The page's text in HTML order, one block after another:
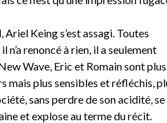
Keing s’est assagi. Toutes
renoncé à rien, il a seulement
Wave, Eric et Romain sont plus
mais plus sensibles et réfléchis,
sans perdre de son acidité, se
et explose au terme du récit.